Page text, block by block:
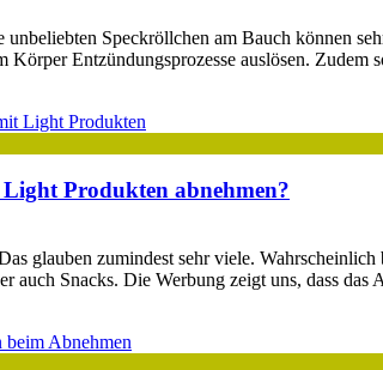
Speckröllchen am Bauch können
Entzündungsprozesse auslösen.
Produkten abnehmen?
glauben zumindest sehr viele.
auch Snacks. Die Werbung zeigt uns, dass